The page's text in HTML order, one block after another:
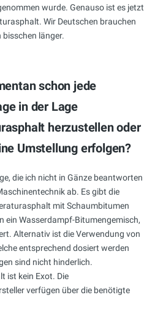
wurde. Genauso ist es jetzt
Wir Deutschen brauchen
länger.
schon jede
in der Lage
herzustellen oder
Umstellung erfolgen?
die ich nicht in Gänze beantworten
ab. Es gibt die
mit Schaumbitumen
ein Wasserdampf-Bitumengemisch,
Alternativ ist die Verwendung von
entsprechend dosiert werden
sind nicht hinderlich.
ist kein Exot. Die
verfügen über die benötigte